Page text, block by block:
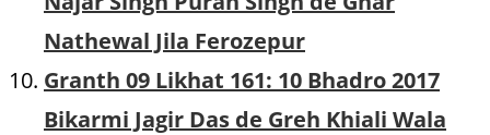
Nathewal Jila Ferozepur
Granth 09 Likhat 161: 10 Bhadro 2017
Bikarmi Jagir Das de Greh Khiali Wala